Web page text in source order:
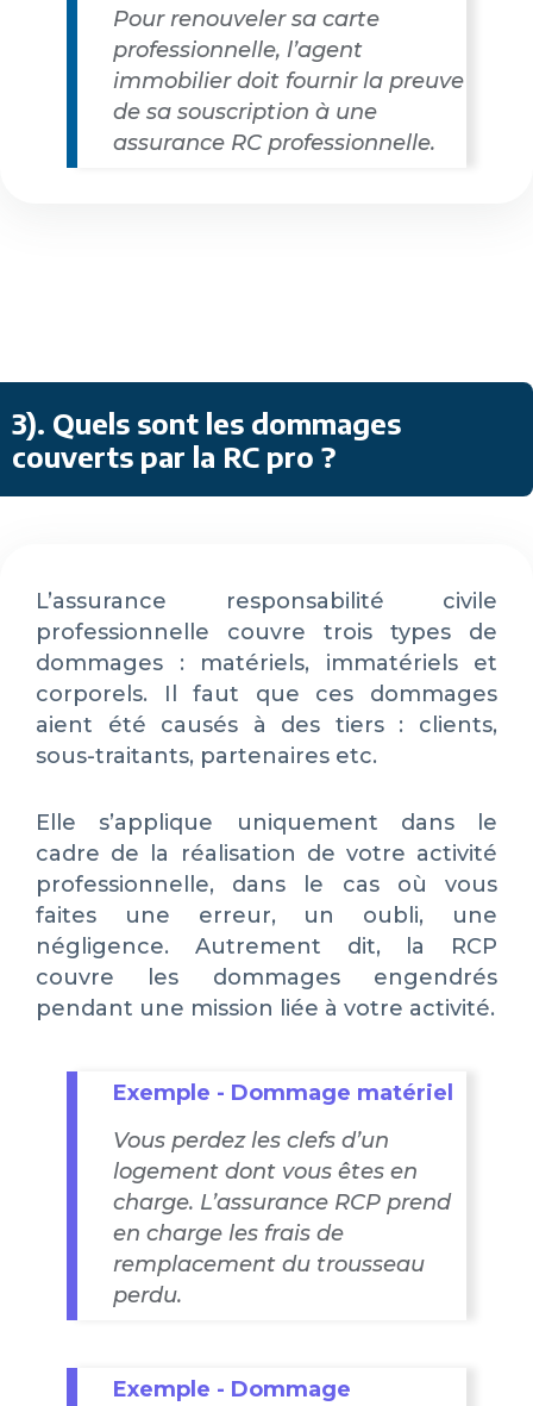
Pour renouveler sa carte
professionnelle, l’agent
immobilier doit fournir la preuve
de sa souscription à une
assurance RC professionnelle.
3). Quels sont les dommages
couverts par la RC pro ?
L’assurance responsabilité civile
professionnelle couvre trois types de
dommages : matériels, immatériels et
corporels. Il faut que ces dommages
aient été causés à des tiers : clients,
sous-traitants, partenaires etc.
Elle s’applique uniquement dans le
cadre de la réalisation de votre activité
professionnelle, dans le cas où vous
faites une erreur, un oubli, une
négligence. Autrement dit, la RCP
couvre les dommages engendrés
pendant une mission liée à votre activité.
Exemple - Dommage matériel
Vous perdez les clefs d’un
logement dont vous êtes en
charge. L’assurance RCP prend
en charge les frais de
remplacement du trousseau
perdu.
Exemple - Dommage